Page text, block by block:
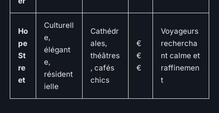
Ho
pe
St
re
et
Culturell
e,
élégant
e,
résident
ielle
Cathédr
ales,
théâtres
, cafés
chics
€
€
€
Voyageurs
rechercha
nt calme et
raffinemen
t